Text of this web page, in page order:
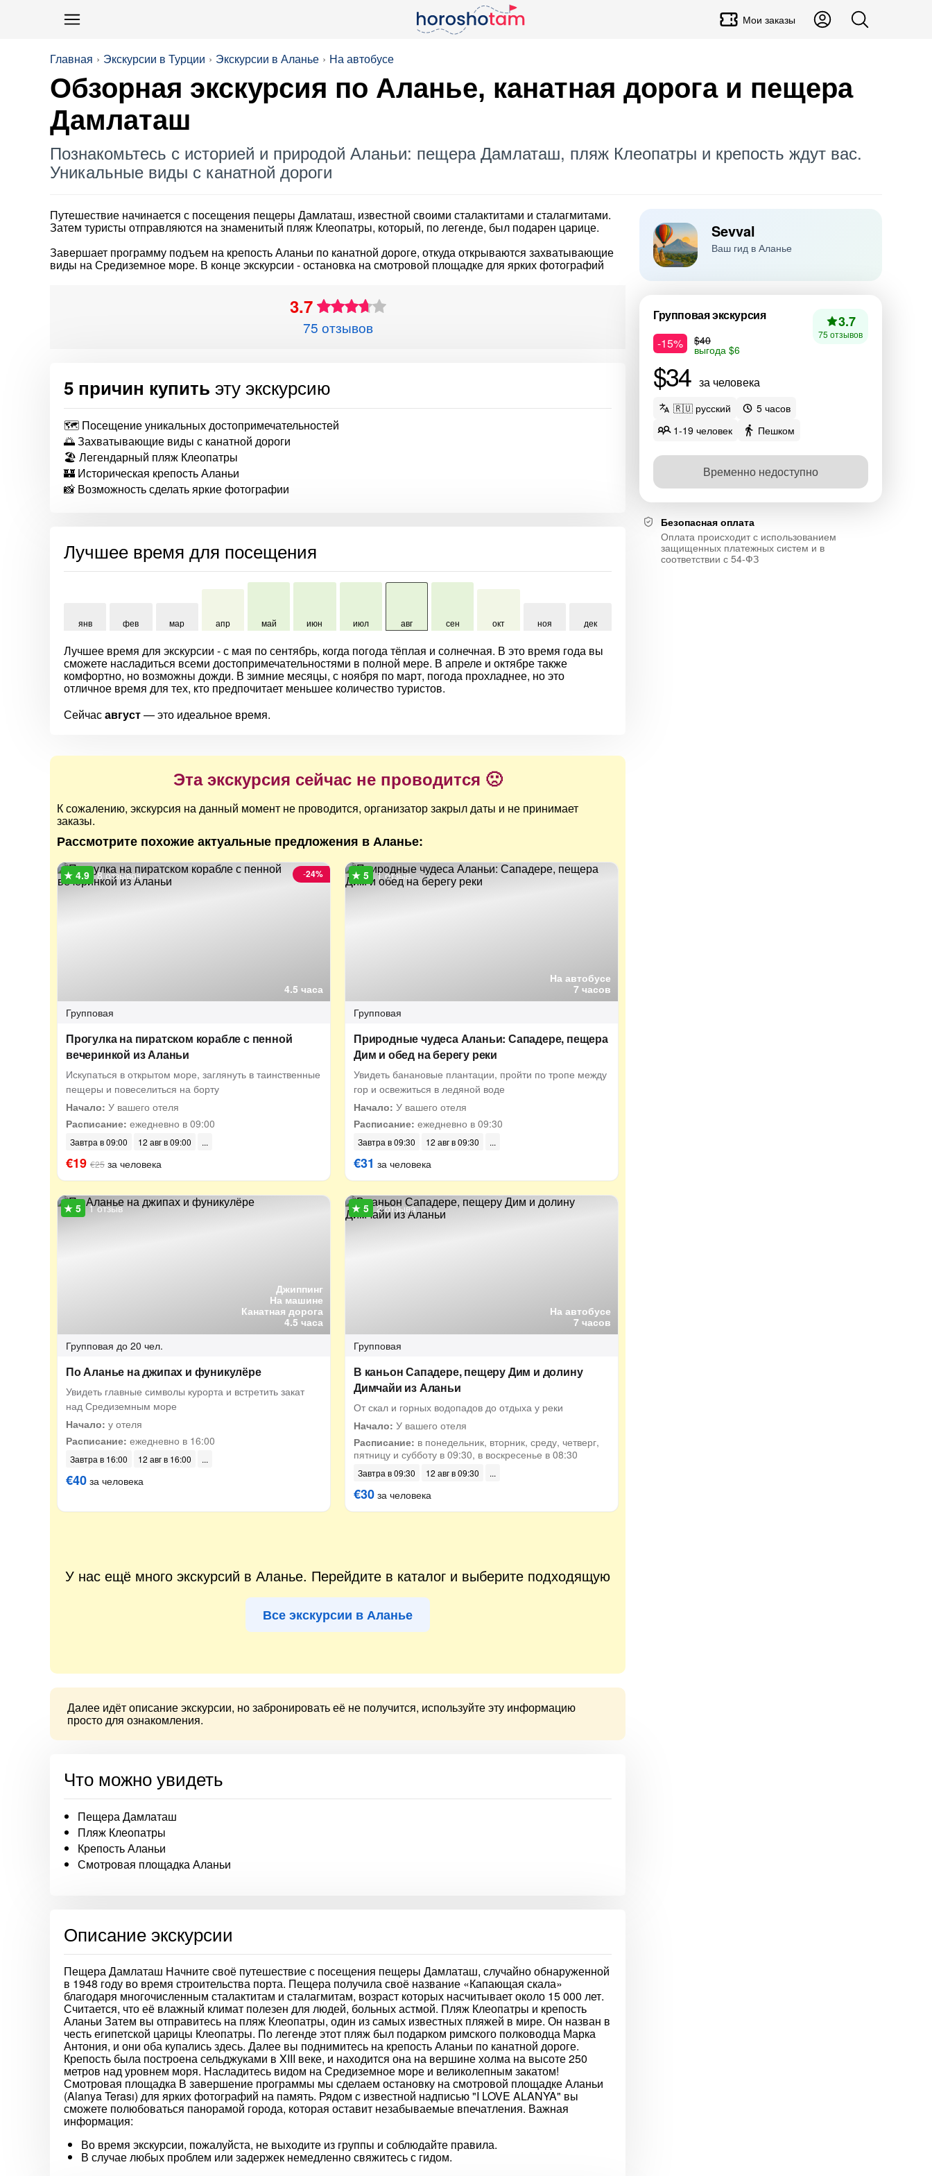
Мои заказы
Главная Экскурсии в Турции Экскурсии в Аланье На автобусе
Обзорная экскурсия по Аланье, канатная дорога и пещера
Дамлаташ
Познакомьтесь с историей и природой Аланьи: пещера Дамлаташ, пляж Клеопатры и крепость ждут вас.
Уникальные виды с канатной дороги
Путешествие начинается с посещения пещеры Дамлаташ, известной своими сталактитами и сталагмитами.
Затем туристы отправляются на знаменитый пляж Клеопатры, который, по легенде, был подарен царице.
Завершает программу подъем на крепость Аланьи по канатной дороге, откуда открываются захватывающие
виды на Средиземное море. В конце экскурсии - остановка на смотровой площадке для ярких фотографий
3.7
75 отзывов
5 причин купить эту экскурсию
🗺️ Посещение уникальных достопримечательностей
🌅 Захватывающие виды с канатной дороги
🏖️ Легендарный пляж Клеопатры
🏰 Историческая крепость Аланьи
📸 Возможность сделать яркие фотографии
Лучшее время для посещения
янв фев мар апр май июн июл авг сен окт ноя дек
Лучшее время для экскурсии - с мая по сентябрь, когда погода тёплая и солнечная. В это время года вы
сможете насладиться всеми достопримечательностями в полной мере. В апреле и октябре также
комфортно, но возможны дожди. В зимние месяцы, с ноября по март, погода прохладнее, но это
отличное время для тех, кто предпочитает меньшее количество туристов.
Сейчасавгуст— это идеальное время.
Эта экскурсия сейчас не проводится 🙁
К сожалению, экскурсия на данный момент не проводится, организатор закрыл даты и не принимает
заказы.
Рассмотрите похожие актуальные предложения в Аланье:
4.5 часа
-24%
8 отзывов
Групповая
Прогулка на пиратском корабле с пенной
вечеринкой из Аланьи
Искупаться в открытом море, заглянуть в таинственные
пещеры и повеселиться на борту
Начало: У вашего отеля
Расписание: ежедневно в 09:00
Завтра в 09:00 12 авг в 09:00
€19 €25 за человека
На автобусе
7 часов
1 отзыв
Групповая
Природные чудеса Аланьи: Сападере, пещера
Дим и обед на берегу реки
Увидеть банановые плантации, пройти по тропе между
гор и освежиться в ледяной воде
Начало: У вашего отеля
Расписание: ежедневно в 09:30
Завтра в 09:30 12 авг в 09:30
€31 за человека
Джиппинг
На машине
Канатная дорога
4.5 часа
1 отзыв
Групповая до 20 чел.
По Аланье на джипах и фуникулёре
Увидеть главные символы курорта и встретить закат
над Средиземным море
Начало: у отеля
Расписание: ежедневно в 16:00
Завтра в 16:00 12 авг в 16:00
€40 за человека
На автобусе
7 часов
2 отзыва
Групповая
В каньон Сападере, пещеру Дим и долину
Димчайи из Аланьи
От скал и горных водопадов до отдыха у реки
Начало: У вашего отеля
Расписание: в понедельник, вторник, среду, четверг,
пятницу и субботу в 09:30, в воскресенье в 08:30
Завтра в 09:30 12 авг в 09:30
€30 за человека
У нас ещё много экскурсий в Аланье. Перейдите в каталог и выберите подходящую
Все экскурсии в Аланье
Далее идёт описание экскурсии, но забронировать её не получится, используйте эту информацию
просто для ознакомления.
Что можно увидеть
Пещера Дамлаташ
Пляж Клеопатры
Крепость Аланьи
Смотровая площадка Аланьи
Описание экскурсии
Пещера Дамлаташ Начните своё путешествие с посещения пещеры Дамлаташ, случайно обнаруженной
в 1948 году во время строительства порта. Пещера получила своё название «Капающая скала»
благодаря многочисленным сталактитам и сталагмитам, возраст которых насчитывает около 15 000 лет.
Считается, что её влажный климат полезен для людей, больных астмой. Пляж Клеопатры и крепость
Аланьи Затем вы отправитесь на пляж Клеопатры, один из самых известных пляжей в мире. Он назван в
честь египетской царицы Клеопатры. По легенде этот пляж был подарком римского полководца Марка
Антония, и они оба купались здесь. Далее вы поднимитесь на крепость Аланьи по канатной дороге.
Крепость была построена сельджуками в XIII веке, и находится она на вершине холма на высоте 250
метров над уровнем моря. Насладитесь видом на Средиземное море и великолепным закатом!
Смотровая площадка В завершение программы мы сделаем остановку на смотровой площадке Аланьи
(Alanya Terası) для ярких фотографий на память. Рядом с известной надписью "I LOVE ALANYA" вы
сможете полюбоваться панорамой города, которая оставит незабываемые впечатления. Важная
информация:
Во время экскурсии, пожалуйста, не выходите из группы и соблюдайте правила.
В случае любых проблем или задержек немедленно свяжитесь с гидом.
Sevval
Ваш гид в Аланье
Групповая экскурсия
-15%
$40
выгода $6
$34 за человека
3.7
75 отзывов
🇷🇺 русский
5 часов
1-19 человек
Пешком
Временно недоступно
Безопасная оплата
Оплата происходит с использованием
защищенных платежных систем и в
соответствии с 54-ФЗ